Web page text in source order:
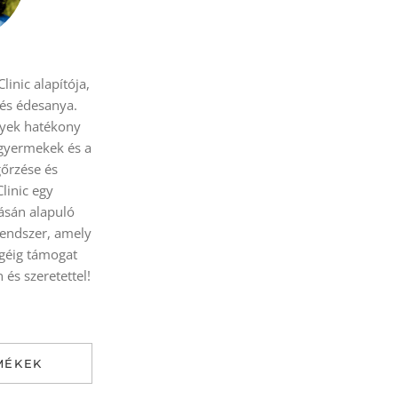
alapítója,
édesanya.
hatékony
és a
és
egy
alapuló
amely
támogat
és szeretettel!